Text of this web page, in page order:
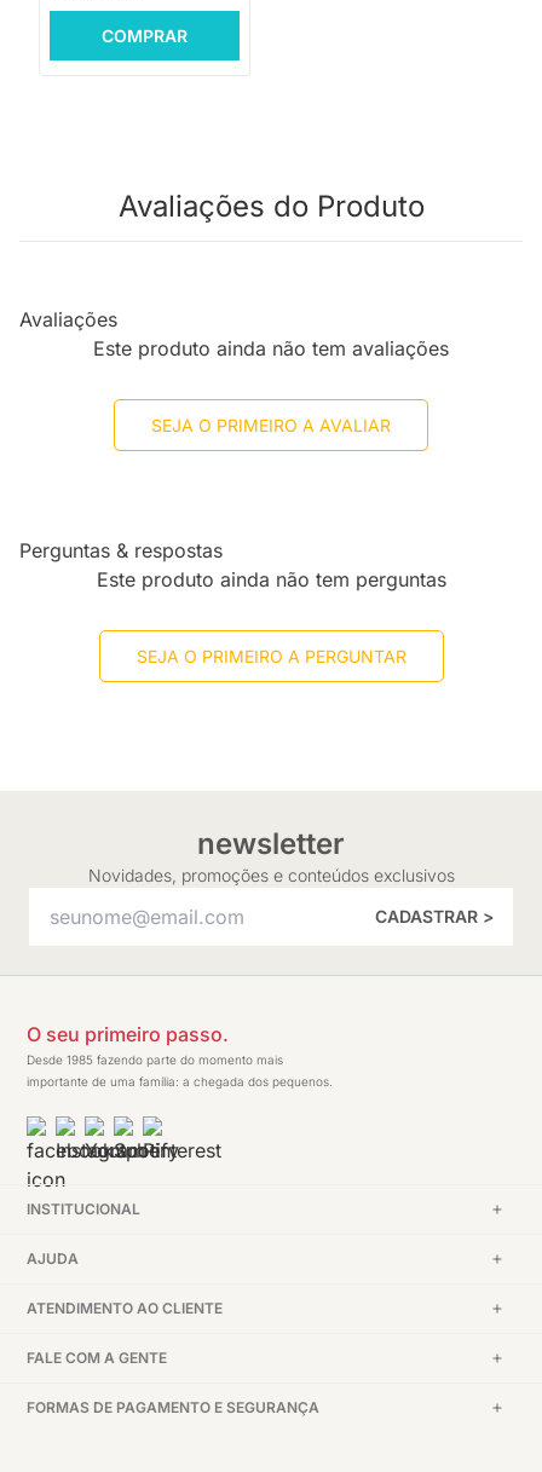
COMPRAR
Avaliações do Produto
Avaliações
Este produto ainda não tem avaliações
SEJA O PRIMEIRO A AVALIAR
Perguntas & respostas
Este produto ainda não tem perguntas
SEJA O PRIMEIRO A PERGUNTAR
newsletter
Novidades, promoções e conteúdos exclusivos
CADASTRAR >
O seu primeiro passo.
Desde 1985 fazendo parte do momento mais
importante de uma família: a chegada dos pequenos.
INSTITUCIONAL
AJUDA
ATENDIMENTO AO CLIENTE
FALE COM A GENTE
FORMAS DE PAGAMENTO E SEGURANÇA